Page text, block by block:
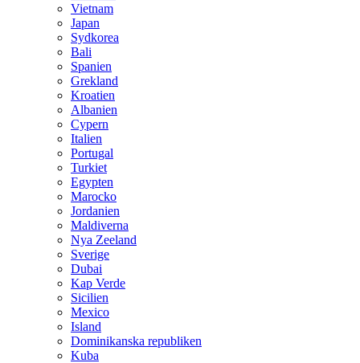
Vietnam
Japan
Sydkorea
Bali
Spanien
Grekland
Kroatien
Albanien
Cypern
Italien
Portugal
Turkiet
Egypten
Marocko
Jordanien
Maldiverna
Nya Zeeland
Sverige
Dubai
Kap Verde
Sicilien
Mexico
Island
Dominikanska republiken
Kuba